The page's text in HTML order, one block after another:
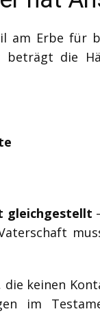
Erbe für
beträgt die
gleichgestellt
die keinen
im